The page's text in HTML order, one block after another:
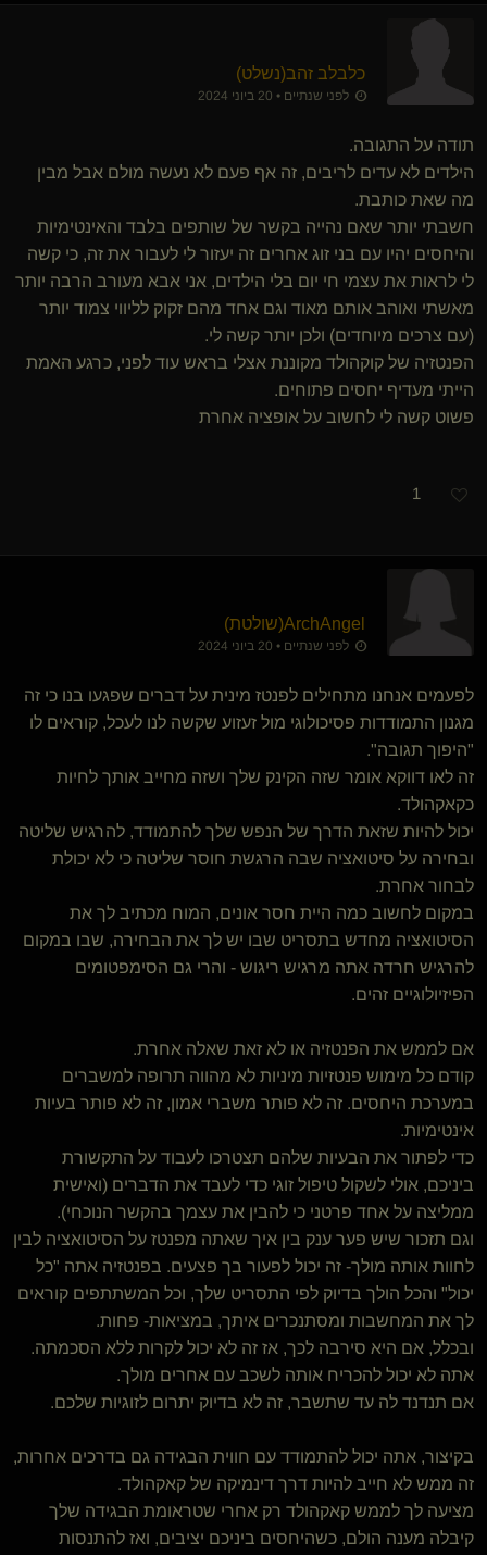
כלבלב זהב​(נשלט)
לפני שנתיים • 20 ביוני 2024
תודה על התגובה.
הילדים לא עדים לריבים, זה אף פעם לא נעשה מולם אבל מבין
מה שאת כותבת.
חשבתי יותר שאם נהייה בקשר של שותפים בלבד והאינטימיות
והיחסים יהיו עם בני זוג אחרים זה יעזור לי לעבור את זה, כי קשה
לי לראות את עצמי חי יום בלי הילדים, אני אבא מעורב הרבה יותר
מאשתי ואוהב אותם מאוד וגם אחד מהם זקוק לליווי צמוד יותר
(עם צרכים מיוחדים) ולכן יותר קשה לי.
הפנטזיה של קוקהולד מקוננת אצלי בראש עוד לפני, כרגע האמת
הייתי מעדיף יחסים פתוחים.
פשוט קשה לי לחשוב על אופציה אחרת
1
ArchAngel​(שולטת)
לפני שנתיים • 20 ביוני 2024
לפעמים אנחנו מתחילים לפנטז מינית על דברים שפגעו בנו כי זה
מגנון התמודדות פסיכולוגי מול זעזוע שקשה לנו לעכל, קוראים לו
"היפוך תגובה".
זה לאו דווקא אומר שזה הקינק שלך ושזה מחייב אותך לחיות
כקאקהולד.
יכול להיות שזאת הדרך של הנפש שלך להתמודד, להרגיש שליטה
ובחירה על סיטואציה שבה הרגשת חוסר שליטה כי לא יכולת
לבחור אחרת.
במקום לחשוב כמה היית חסר אונים, המוח מכתיב לך את
הסיטואציה מחדש בתסריט שבו יש לך את הבחירה, שבו במקום
להרגיש חרדה אתה מרגיש ריגוש - והרי גם הסימפטומים
הפיזיולוגיים זהים.
אם לממש את הפנטזיה או לא זאת שאלה אחרת.
קודם כל מימוש פנטזיות מיניות לא מהווה תרופה למשברים
במערכת היחסים. זה לא פותר משברי אמון, זה לא פותר בעיות
אינטימיות.
כדי לפתור את הבעיות שלהם תצטרכו לעבוד על התקשורת
ביניכם, אולי לשקול טיפול זוגי כדי לעבד את הדברים (ואישית
ממליצה על אחד פרטני כי להבין את עצמך בהקשר הנוכחי).
וגם תזכור שיש פער ענק בין איך שאתה מפנטז על הסיטואציה לבין
לחוות אותה מולך- זה יכול לפעור בך פצעים. בפנטזיה אתה "כל
יכול" והכל הולך בדיוק לפי התסריט שלך, וכל המשתתפים קוראים
לך את המחשבות ומסתנכרים איתך, במציאות- פחות.
ובכלל, אם היא סירבה לכך, אז זה לא יכול לקרות ללא הסכמתה.
אתה לא יכול להכריח אותה לשכב עם אחרים מולך.
אם תנדנד לה עד שתשבר, זה לא בדיוק יתרום לזוגיות שלכם.
בקיצור, אתה יכול להתמודד עם חווית הבגידה גם בדרכים אחרות,
זה ממש לא חייב להיות דרך דינמיקה של קאקהולד.
מציעה לך לממש קאקהולד רק אחרי שטראומת הבגידה שלך
קיבלה מענה הולם, כשהיחסים ביניכם יציבים, ואז להתנסות